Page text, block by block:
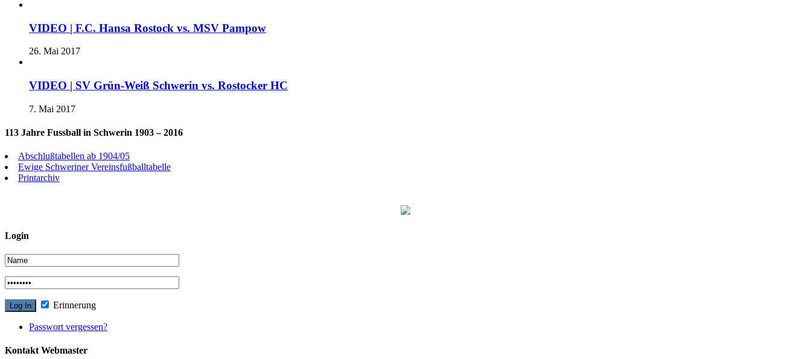
VIDEO | F.C. Hansa Rostock vs. MSV Pampow
26. Mai 2017
VIDEO | SV Grün-Weiß Schwerin vs. Rostocker HC
7. Mai 2017
113 Jahre Fussball in Schwerin 1903 – 2016
Abschlußtabellen ab 1904/05
Ewige Schweriner Vereinsfußballtabelle
Printarchiv
Login
Erinnerung
Passwort vergessen?
Kontakt Webmaster